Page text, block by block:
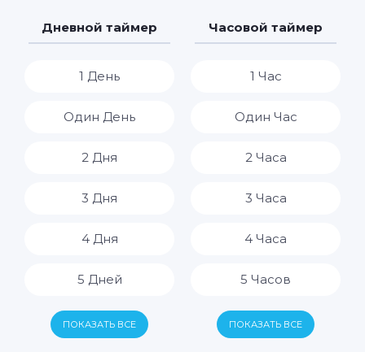
Дневной таймер
1 День
Один День
2 Дня
3 Дня
4 Дня
5 Дней
6 Дней
ПОКАЗАТЬ ВСЕ
Часовой таймер
1 Час
Один Час
2 Часа
3 Часа
4 Часа
5 Часов
6 Часов
ПОКАЗАТЬ ВСЕ